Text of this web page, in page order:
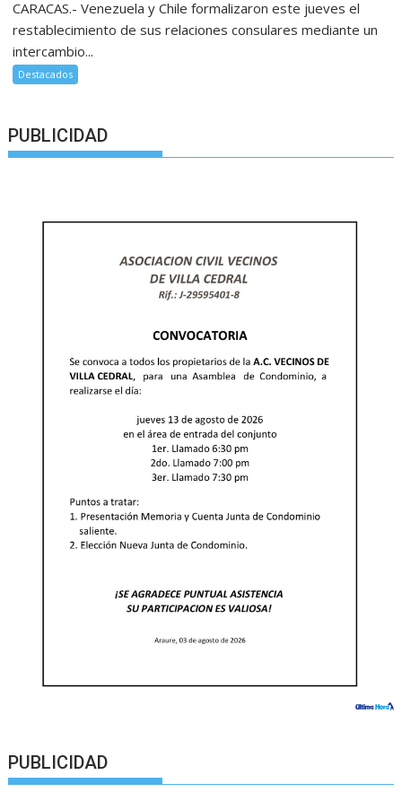
CARACAS.- Venezuela y Chile formalizaron este jueves el
restablecimiento de sus relaciones consulares mediante un
intercambio...
Destacados
PUBLICIDAD
PUBLICIDAD